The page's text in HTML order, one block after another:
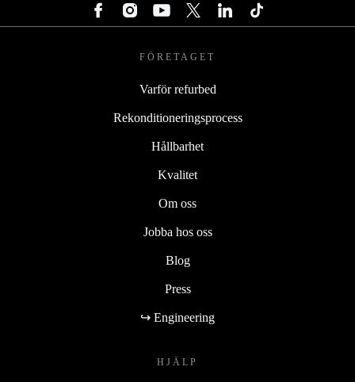
FÖRETAGET
Varför refurbed
Rekonditioneringsprocess
Hållbarhet
Kvalitet
Om oss
Jobba hos oss
Blog
Press
↪ Engineering
HJÄLP